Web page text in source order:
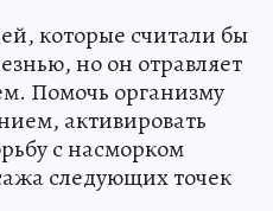
которые считали бы
но он отравляет
Помочь организму
активировать
с насморком
следующих точек